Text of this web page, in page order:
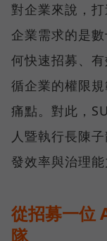
對企業來說，
企業需求的是
何快速招募、
循企業的權限
痛點。對此，
人暨執行長陳
發效率與治理能
從招募一位
隊